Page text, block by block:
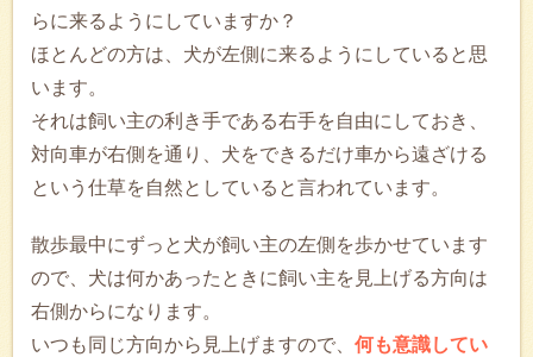
らに来るようにしていますか？
ほとんどの方は、犬が左側に来るようにしていると思
います。
それは飼い主の利き手である右手を自由にしておき、
対向車が右側を通り、犬をできるだけ車から遠ざける
という仕草を自然としていると言われています。
散歩最中にずっと犬が飼い主の左側を歩かせています
ので、犬は何かあったときに飼い主を見上げる方向は
右側からになります。
いつも同じ方向から見上げますので、 何も意識してい